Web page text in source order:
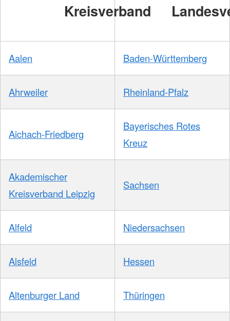
Kreisverband
Aalen Baden-Württemberg
Ahrweiler Rheinland-Pfalz
Aichach-Friedberg
Bayerisches Rotes
Kreuz
Akademischer
Kreisverband Leipzig
Sachsen
Alfeld Niedersachsen
Alsfeld Hessen
Altenburger Land Thüringen